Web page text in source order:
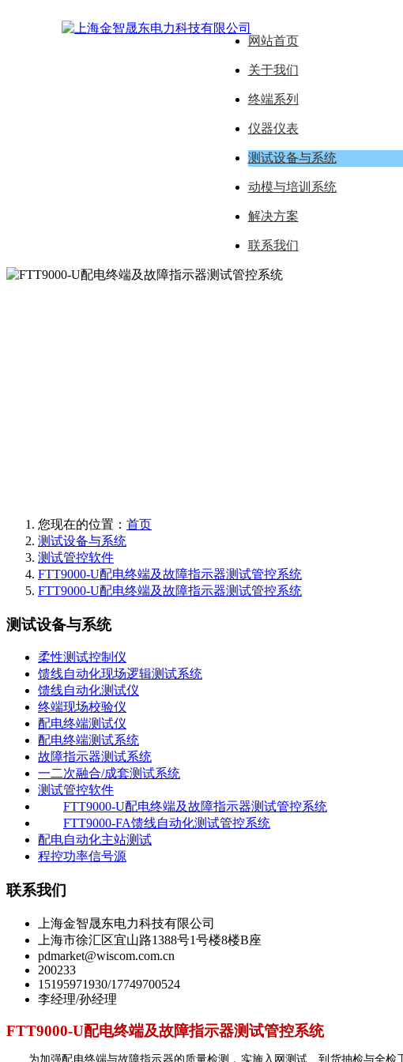
网站首页
关于我们
终端系列
仪器仪表
测试设备与系统
动模与培训系统
解决方案
联系我们
您现在的位置： 首页
测试设备与系统
测试管控软件
FTT9000-U配电终端及故障指示器测试管控系统
FTT9000-U配电终端及故障指示器测试管控系统
测试设备与系统
柔性测试控制仪
馈线自动化现场逻辑测试系统
馈线自动化测试仪
终端现场校验仪
配电终端测试仪
配电终端测试系统
故障指示器测试系统
一二次融合/成套测试系统
测试管控软件
FTT9000-U配电终端及故障指示器测试管控系统
FTT9000-FA馈线自动化测试管控系统
配电自动化主站测试
程控功率信号源
联系我们
上海金智晟东电力科技有限公司
上海市徐汇区宜山路1388号1号楼8楼B座
pdmarket@wiscom.com.cn
200233
15195971930/17749700524
李经理/孙经理
FTT9000-U配电终端及故障指示器测试管控系统
为加强配电终端与故障指示器的质量检测，实施入网测试、到货抽检与全